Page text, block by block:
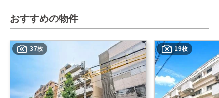
おすすめの物件
37枚 19枚